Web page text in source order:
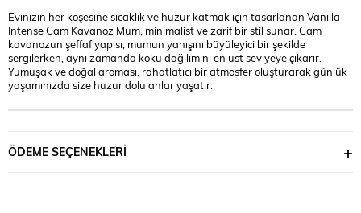
Evinizin her köşesine sıcaklık ve huzur katmak için tasarlanan Vanilla
Intense Cam Kavanoz Mum, minimalist ve zarif bir stil sunar. Cam
kavanozun şeffaf yapısı, mumun yanışını büyüleyici bir şekilde
sergilerken, aynı zamanda koku dağılımını en üst seviyeye çıkarır.
Yumuşak ve doğal aroması, rahatlatıcı bir atmosfer oluşturarak günlük
yaşamınızda size huzur dolu anlar yaşatır.
ÖDEME SEÇENEKLERI